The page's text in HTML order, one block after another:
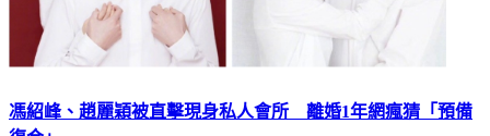
馮紹峰、趙麗穎被直擊現身私人會所 離婚1年網瘋猜「預備